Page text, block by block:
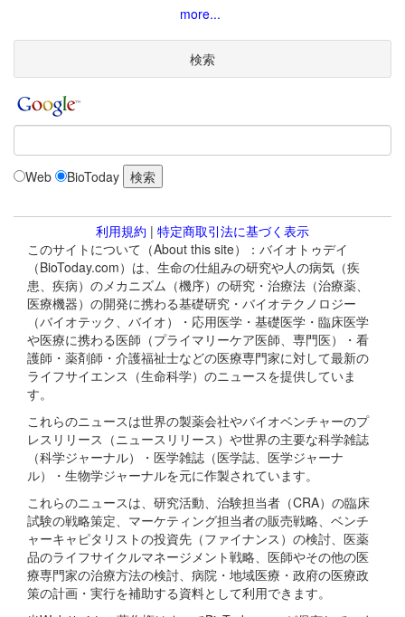
more...
検索
Web BioToday
利用規約 | 特定商取引法に基づく表示
このサイトについて（About this site）：バイオトゥデイ
（BioToday.com）は、生命の仕組みの研究や人の病気（疾
患、疾病）のメカニズム（機序）の研究・治療法（治療薬、
医療機器）の開発に携わる基礎研究・バイオテクノロジー
（バイオテック、バイオ）・応用医学・基礎医学・臨床医学
や医療に携わる医師（プライマリーケア医師、専門医）・看
護師・薬剤師・介護福祉士などの医療専門家に対して最新の
ライフサイエンス（生命科学）のニュースを提供していま
す。
これらのニュースは世界の製薬会社やバイオベンチャーのプ
レスリリース（ニュースリリース）や世界の主要な科学雑誌
（科学ジャーナル）・医学雑誌（医学誌、医学ジャーナ
ル）・生物学ジャーナルを元に作製されています。
これらのニュースは、研究活動、治験担当者（CRA）の臨床
試験の戦略策定、マーケティング担当者の販売戦略、ベンチ
ャーキャピタリストの投資先（ファイナンス）の検討、医薬
品のライフサイクルマネージメント戦略、医師やその他の医
療専門家の治療方法の検討、病院・地域医療・政府の医療政
策の計画・実行を補助する資料として利用できます。